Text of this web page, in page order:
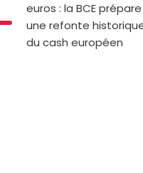
euros : la BCE prépare
une refonte
du cash européen